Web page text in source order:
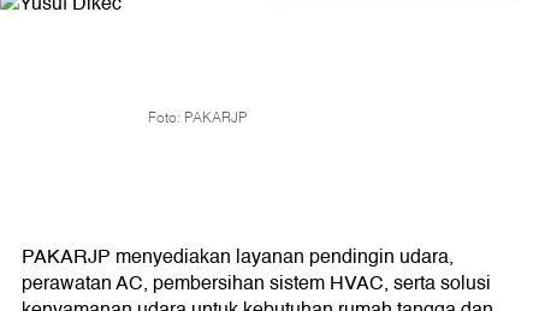
Foto: PAKARJP
PAKARJP menyediakan layanan pendingin udara,
perawatan AC, pembersihan sistem HVAC, serta solusi